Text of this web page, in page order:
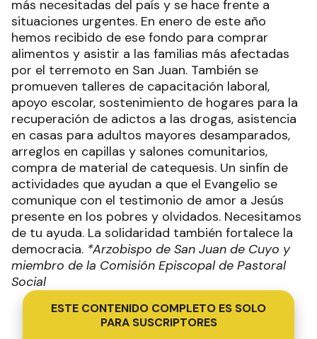
más necesitadas del país y se hace frente a
situaciones urgentes. En enero de este año
hemos recibido de ese fondo para comprar
alimentos y asistir a las familias más afectadas
por el terremoto en San Juan. También se
promueven talleres de capacitación laboral,
apoyo escolar, sostenimiento de hogares para la
recuperación de adictos a las drogas, asistencia
en casas para adultos mayores desamparados,
arreglos en capillas y salones comunitarios,
compra de material de catequesis. Un sinfín de
actividades que ayudan a que el Evangelio se
comunique con el testimonio de amor a Jesús
presente en los pobres y olvidados. Necesitamos
de tu ayuda. La solidaridad también fortalece la
democracia. *Arzobispo de San Juan de Cuyo y
miembro de la Comisión Episcopal de Pastoral
Social
ESTE CONTENIDO COMPLETO ES SOLO
PARA SUSCRIPTORES